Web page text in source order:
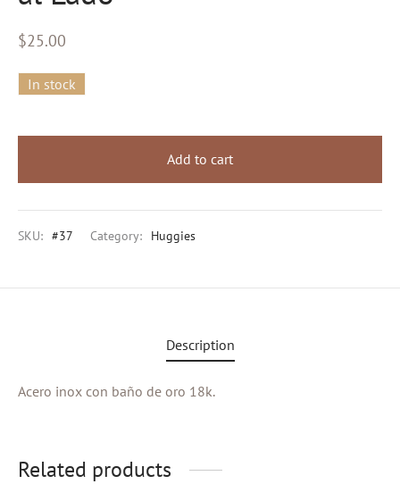
$25.00
In stock
Add to cart
SKU: #37 Category: Huggies
Description
Acero inox con baño de oro 18k.
Related products